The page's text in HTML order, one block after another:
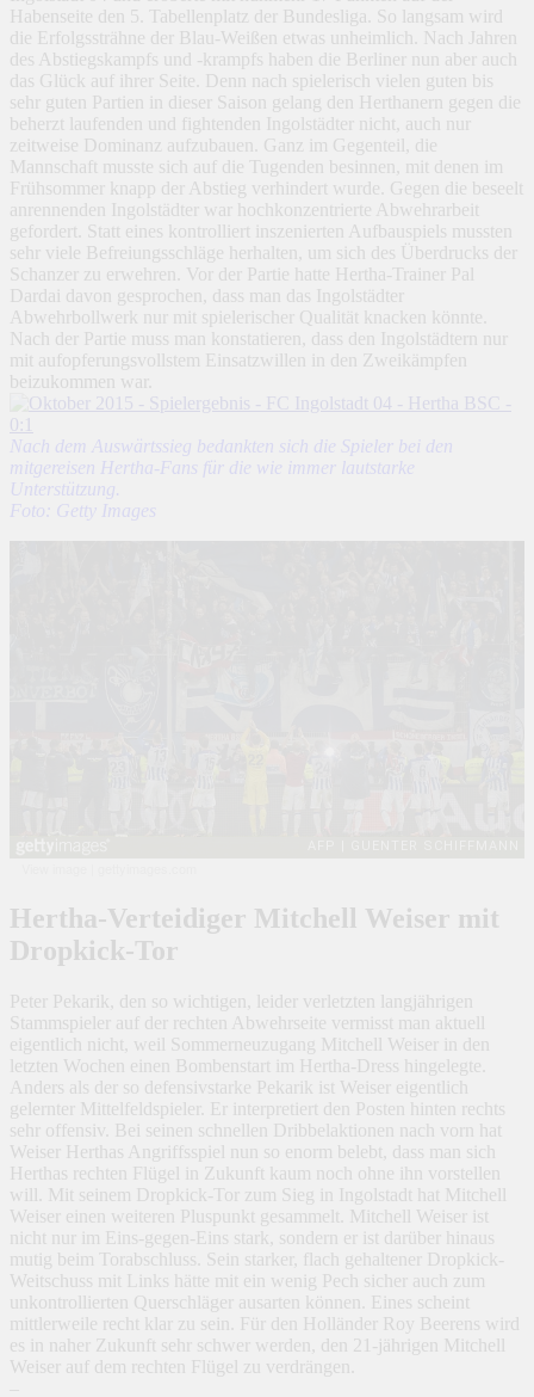
Habenseite den 5. Tabellenplatz der Bundesliga. So langsam wird
die Erfolgssträhne der Blau-Weißen etwas unheimlich. Nach Jahren
des Abstiegskampfs und -krampfs haben die Berliner nun aber auch
das Glück auf ihrer Seite. Denn nach spielerisch vielen guten bis
sehr guten Partien in dieser Saison gelang den Herthanern gegen die
beherzt laufenden und fightenden Ingolstädter nicht, auch nur
zeitweise Dominanz aufzubauen. Ganz im Gegenteil, die
Mannschaft musste sich auf die Tugenden besinnen, mit denen im
Frühsommer knapp der Abstieg verhindert wurde. Gegen die beseelt
anrennenden Ingolstädter war hochkonzentrierte Abwehrarbeit
gefordert. Statt eines kontrolliert inszenierten Aufbauspiels mussten
sehr viele Befreiungsschläge herhalten, um sich des Überdrucks der
Schanzer zu erwehren. Vor der Partie hatte Hertha-Trainer Pal
Dardai davon gesprochen, dass man das Ingolstädter
Abwehrbollwerk nur mit spielerischer Qualität knacken könnte.
Nach der Partie muss man konstatieren, dass den Ingolstädtern nur
mit aufopferungsvollstem Einsatzwillen in den Zweikämpfen
beizukommen war.
Nach dem Auswärtssieg bedankten sich die Spieler bei den
mitgereisen Hertha-Fans für die wie immer lautstarke
Unterstützung.
Foto: Getty Images
Hertha-Verteidiger Mitchell Weiser mit
Dropkick-Tor
Peter Pekarik, den so wichtigen, leider verletzten langjährigen
Stammspieler auf der rechten Abwehrseite vermisst man aktuell
eigentlich nicht, weil Sommerneuzugang Mitchell Weiser in den
letzten Wochen einen Bombenstart im Hertha-Dress hingelegte.
Anders als der so defensivstarke Pekarik ist Weiser eigentlich
gelernter Mittelfeldspieler. Er interpretiert den Posten hinten rechts
sehr offensiv. Bei seinen schnellen Dribbelaktionen nach vorn hat
Weiser Herthas Angriffsspiel nun so enorm belebt, dass man sich
Herthas rechten Flügel in Zukunft kaum noch ohne ihn vorstellen
will. Mit seinem Dropkick-Tor zum Sieg in Ingolstadt hat Mitchell
Weiser einen weiteren Pluspunkt gesammelt. Mitchell Weiser ist
nicht nur im Eins-gegen-Eins stark, sondern er ist darüber hinaus
mutig beim Torabschluss. Sein starker, flach gehaltener Dropkick-
Weitschuss mit Links hätte mit ein wenig Pech sicher auch zum
unkontrollierten Querschläger ausarten können. Eines scheint
mittlerweile recht klar zu sein. Für den Holländer Roy Beerens wird
es in naher Zukunft sehr schwer werden, den 21-jährigen Mitchell
Weiser auf dem rechten Flügel zu verdrängen.